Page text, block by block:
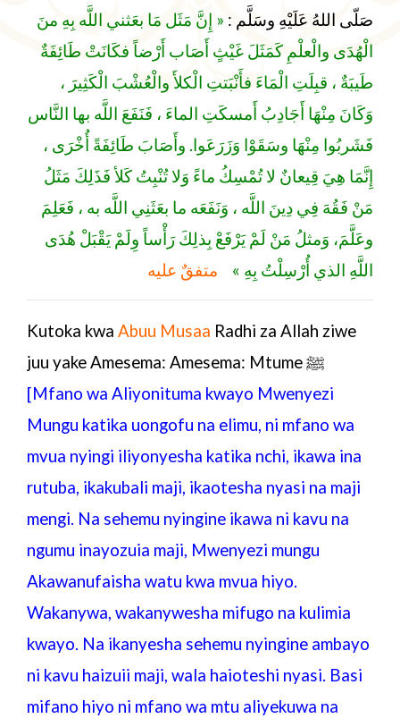
صَلّى اللهُ عَلَيْهِ وسَلَّم : « إِنَّ مَثَل مَا بعَثني اللَّه بِهِ منَ
الْهُدَى والْعلْمِ كَمَثَلَ غَيْثٍ أَصَاب أَرْضاً فكَانَتْ طَائِفَةٌ
طَيبَةٌ ، قبِلَتِ الْمَاءَ فأَنْبَتتِ الْكلأَ والْعُشْبَ الْكَثِيرَ ،
وَكَانَ مِنْهَا أَجَادِبُ أَمسكَتِ الماءَ ، فَنَفَعَ اللَّه بها النَّاس
فَشَربُوا مِنْهَا وسَقَوْا وَزَرَعَوا. وأَصَابَ طَائِفَةً أُخْرَى ،
إِنَّمَا هِيَ قِيعانٌ لا تُمْسِكُ ماءً وَلا تُنْبِتُ كَلأ فَذَلِكَ مَثَلُ
مَنْ فَقُهَ فِي دِينَ اللَّه ، وَنَفَعَه ما بعَثَنِي اللَّه به ، فَعَلِمَ
وعَلَّمَ، وَمثلُ مَنْ لَمْ يَرْفَعْ بِذلِكَ رَأْساً وِلَمْ يَقْبَلْ هُدَى
اللَّهِ الذي أُرْسِلْتُ بِهِ »
متفقٌ عليه
Kutoka kwa Abuu Musaa Radhi za Allah ziwe
juu yake Amesema: Amesema: Mtumeﷺ
[Mfano wa Aliyonituma kwayo Mwenyezi
Mungu katika uongofu na elimu, ni mfano wa
mvua nyingi iliyonyesha katika nchi, ikawa ina
rutuba, ikakubali maji, ikaotesha nyasi na maji
mengi. Na sehemu nyingine ikawa ni kavu na
ngumu inayozuia maji, Mwenyezi mungu
Akawanufaisha watu kwa mvua hiyo.
Wakanywa, wakanywesha mifugo na kulimia
kwayo. Na ikanyesha sehemu nyingine ambayo
ni kavu haizuii maji, wala haioteshi nyasi. Basi
mifano hiyo ni mfano wa mtu aliyekuwa na